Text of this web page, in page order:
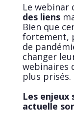
Le webinar
des liens
Bien que
fortement,
de
changer
webinaires
plus prisés.
Les enjeux
actuelle